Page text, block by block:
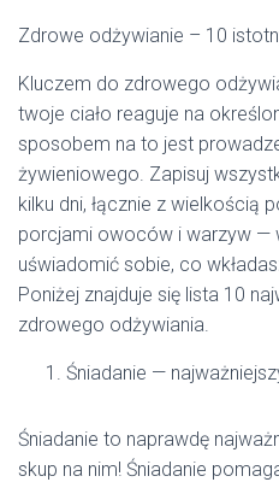
Zdrowe odżywianie – 10
Kluczem do zdrowego
twoje ciało reaguje na
sposobem na to jest
żywieniowego. Zapisuj
kilku dni, łącznie z wielkością
porcjami owoców i warzyw —
uświadomić sobie, co
Poniżej znajduje się lista 10
zdrowego odżywiania.
Śniadanie —
Śniadanie to naprawdę
skup na nim! Śniadanie